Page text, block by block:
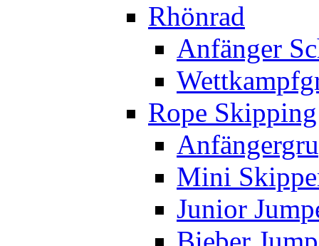
Rhönrad
Anfänger
Rope Skipping
Mini
Junior